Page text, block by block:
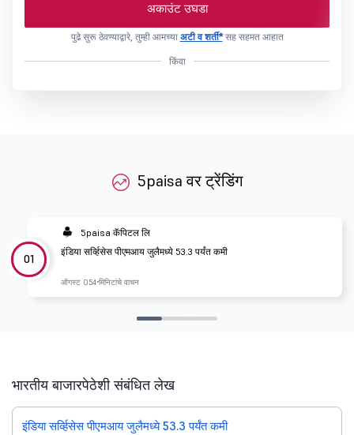
अकाउंट उघडा
पुढे सुरू ठेवण्याद्वारे, तुम्ही आमच्या अटी व शर्ती*सह सहमत आहात
किंवा
5paisa वर ट्रेंडिंग
01
5paisa कॅपिटल लि
इंडिया सर्व्हिसेस पीएमआय जुलैमध्ये 53.3 पर्यंत कमी
ऑगस्ट 054 मिनिटांचे वाचन
भारतीय बाजारपेठेशी संबंधित लेख
इंडिया सर्व्हिसेस पीएमआय जुलैमध्ये 53.3 पर्यंत कमी